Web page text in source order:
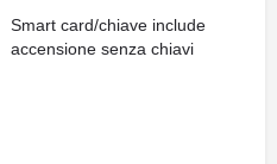
Smart card/chiave include
accensione senza chiavi